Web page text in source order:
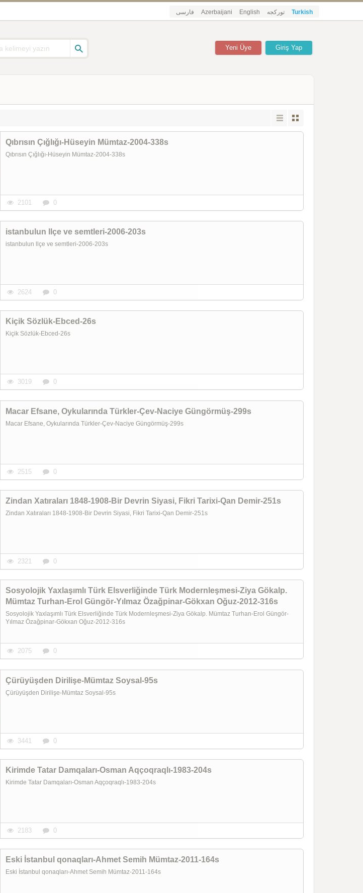
فارسی Azerbaijani English تورکجه Turkish
Giriş Yap
Yeni Üye
Qıbrısın Çığlığı-Hüseyin Mümtaz-2004-338s
Qıbrısın Çığlığı-Hüseyin Mümtaz-2004-338s
2101 0
istanbulun llçe ve semtleri-2006-203s
istanbulun llçe ve semtleri-2006-203s
2624 0
Kiçik Sözlük-Ebced-26s
Kiçik Sözlük-Ebced-26s
3019 0
Macar Efsane, Oykularında Türkler-Çev-Naciye Güngörmüş-299s
Macar Efsane, Oykularında Türkler-Çev-Naciye Güngörmüş-299s
2515 0
Zindan Xatıraları 1848-1908-Bir Devrin Siyasi, Fikri Tarixi-Qan Demir-251s
Zindan Xatıraları 1848-1908-Bir Devrin Siyasi, Fikri Tarixi-Qan Demir-251s
2321 0
Sosyolojik Yaxlaşımlı Türk Elsverliğinde Türk Modernleşmesi-Ziya Gökalp.
Mümtaz Turhan-Erol Güngör-Yılmaz Özağpinar-Gökxan Oğuz-2012-316s
Sosyolojik Yaxlaşımlı Türk Elsverliğinde Türk Modernleşmesi-Ziya Gökalp. Mümtaz Turhan-Erol Güngör-
Yılmaz Özağpinar-Gökxan Oğuz-2012-316s
2075 0
Çürüyüşden Dirilişe-Mümtaz Soysal-95s
Çürüyüşden Dirilişe-Mümtaz Soysal-95s
3441 0
Kirimde Tatar Damqaları-Osman Aqçoqraqlı-1983-204s
Kirimde Tatar Damqaları-Osman Aqçoqraqlı-1983-204s
2183 0
Eski İstanbul qonaqları-Ahmet Semih Mümtaz-2011-164s
Eski İstanbul qonaqları-Ahmet Semih Mümtaz-2011-164s